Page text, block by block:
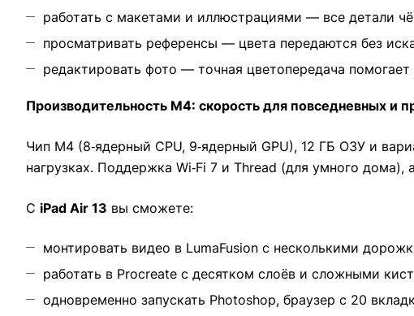
работать с макетами и иллюстрациями — все детали
просматривать референсы — цвета передаются без
редактировать фото — точная цветопередача помогает
Производительность M4: скорость для повседневных и
Чип M4 (8‑ядерный CPU, 9‑ядерный GPU), 12 ГБ ОЗУ и
нагрузках. Поддержка Wi‑Fi 7 и Thread (для умного
С iPad Air 13 вы сможете:
монтировать видео в LumaFusion с несколькими
работать в Procreate с десятком слоёв и сложными
одновременно запускать Photoshop, браузер с 20